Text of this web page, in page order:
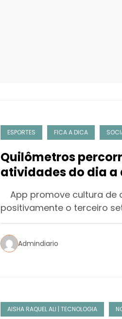
ESPORTES FICA A DICA
Quilômetros
atividades do dia a
transformam em
para ONGs
App promove cultura de
positivamente o terceiro
Admindiario
AISHA RAQUEL ALI | TECNOLOGIA